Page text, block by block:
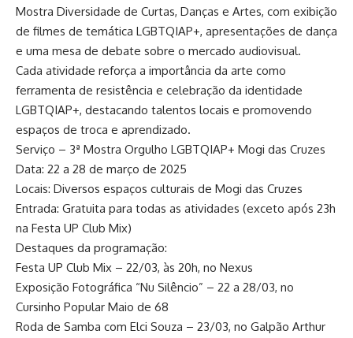
Mostra Diversidade de Curtas, Danças e Artes, com exibição
de filmes de temática LGBTQIAP+, apresentações de dança
e uma mesa de debate sobre o mercado audiovisual.
Cada atividade reforça a importância da arte como
ferramenta de resistência e celebração da identidade
LGBTQIAP+, destacando talentos locais e promovendo
espaços de troca e aprendizado.
Serviço – 3ª Mostra Orgulho LGBTQIAP+ Mogi das Cruzes
Data: 22 a 28 de março de 2025
Locais: Diversos espaços culturais de Mogi das Cruzes
Entrada: Gratuita para todas as atividades (exceto após 23h
na Festa UP Club Mix)
Destaques da programação:
Festa UP Club Mix – 22/03, às 20h, no Nexus
Exposição Fotográfica “Nu Silêncio” – 22 a 28/03, no
Cursinho Popular Maio de 68
Roda de Samba com Elci Souza – 23/03, no Galpão Arthur